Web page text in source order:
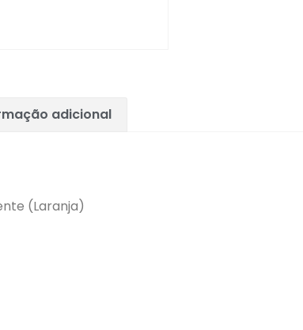
adicional
(Laranja)